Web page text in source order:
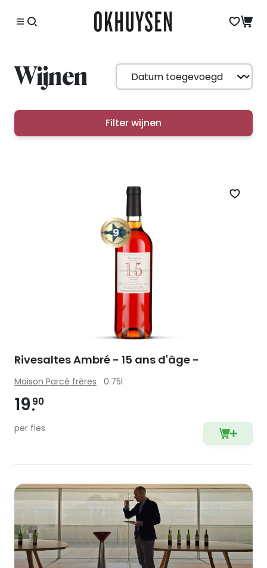
Wijnen
Filter wijnen
Zet
Rivesaltes Ambré - 15 ans d'âge -
Maison Parcé frères 0.75l
19 90
per fles